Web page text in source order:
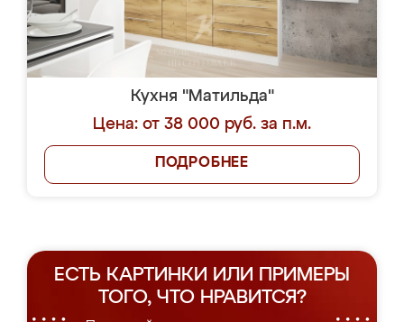
Кухня "Матильда"
Цена: от 38 000 руб. за п.м.
ПОДРОБНЕЕ
ЕСТЬ КАРТИНКИ ИЛИ ПРИМЕРЫ
ТОГО, ЧТО НРАВИТСЯ?